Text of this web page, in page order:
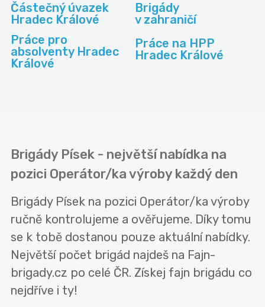
Částečný úvazek
Hradec Králové
Brigády
v zahraničí
Práce pro
absolventy Hradec
Králové
Práce na HPP
Hradec Králové
Brigády Písek - největší nabídka na
pozici Operátor/ka výroby každý den
Brigády Písek na pozici Operátor/ka výroby
ručně kontrolujeme a ověřujeme. Díky tomu
se k tobě dostanou pouze aktuální nabídky.
Největší počet brigád najdeš na Fajn-
brigady.cz po celé ČR. Získej fajn brigádu co
nejdříve i ty!